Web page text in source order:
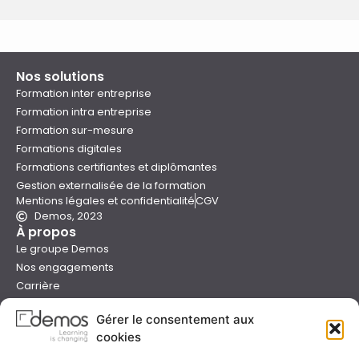
Gérer le consentement aux
cookies
Nos solutions
Formation inter entreprise
Formation intra entreprise
Formation sur-mesure
Formations digitales
Formations certifiantes et diplômantes
Gestion externalisée de la formation
Mentions légales et confidentialitéCGV
Demos, 2023
À propos
Le groupe Demos
Nos engagements
Carrière
Presse
Catalogues